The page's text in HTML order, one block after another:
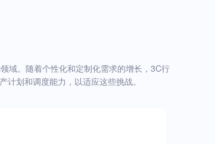
域。随着个性化和定制化需求的增长，3C行
划和调度能力，以适应这些挑战。